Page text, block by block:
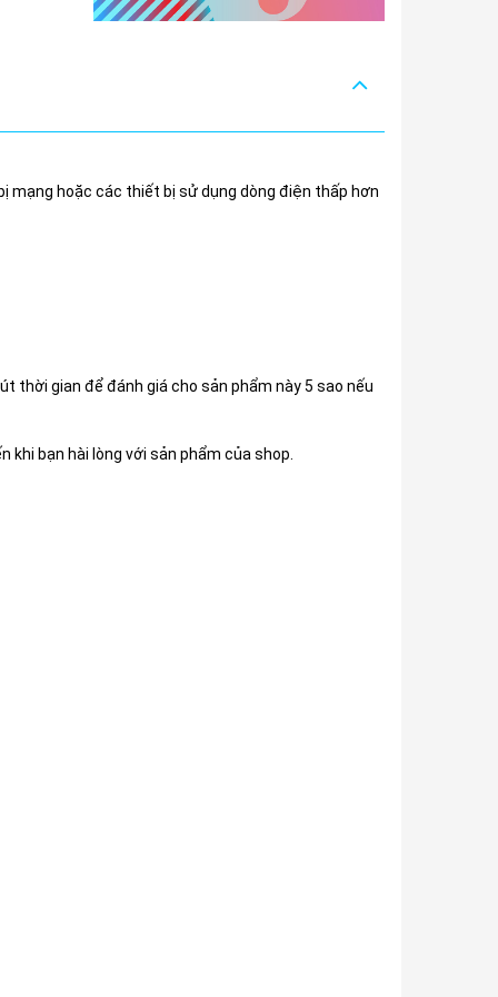
mạng hoặc các thiết bị sử dụng dòng điện thấp hơn
thời gian để đánh giá cho sản phẩm này 5 sao nếu
khi bạn hài lòng với sản phẩm của shop.